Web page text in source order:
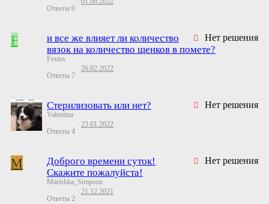
Ответы 0
F Нет решения
и все же влияет ли количество
вязок на количество щенков в помете?
Fesius
Ответы 7
26.02.2022
Нет решения
Стерилизовать или нет?
Valentina
Ответы 4
23.01.2022
M Нет решения
Доброго времени суток!
Скажите пожалуйста!
Marishka_Simpson
Ответы 2
21.12.2021